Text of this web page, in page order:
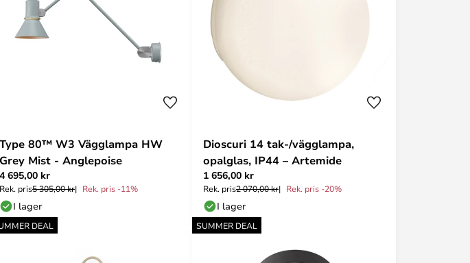
Type 80™ W3 Vägglampa HW
Grey Mist - Anglepoise
4 695,00 kr
Rek. pris5 305,00 kr Rek. pris -11%
I lager
Dioscuri 14 tak-/vägglampa,
opalglas, IP44 – Artemide
1 656,00 kr
Rek. pris2 070,00 kr Rek. pris -20%
I lager
DEAL SUMMER DEAL